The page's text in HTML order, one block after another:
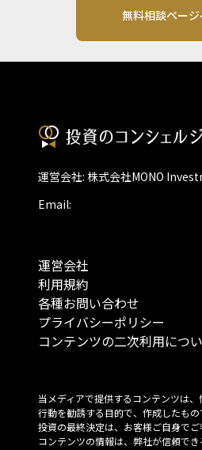
無料相談ペー
運営会社: 株式会社MONO
Email:
運営会社
利用規約
各種お問い合わせ
プライバシーポリシー
コンテンツの二次利用につ
当メディアで提供するコンテンツは
行動を勧誘する目的で、作成したも
投資の最終決定は、お客様ご自身で
コンテンツの情報は、弊社が信頼で